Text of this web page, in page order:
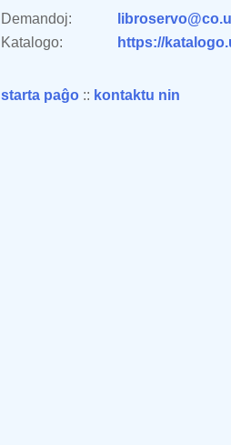
Demandoj:
Katalogo:
https://
starta paĝo :: kontaktu nin